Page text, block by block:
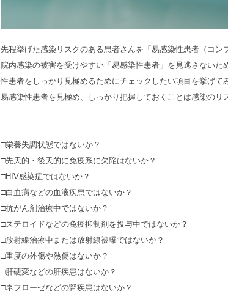
先程挙げた感染リスクのある患者さんを「易感染性患者（コン
院内感染の被害を受けやすい「易感染性患者」を見逃さない
性患者をしっかり見極めるためにチェックしたい項目を挙げて
易感染性患者を見極め、しっかり把握しておくことは感染のリ
□栄養失調状態ではないか？
□先天的・後天的に免疫系に欠陥はないか？
□HIV感染症ではないか？
□白血病などの血液疾患ではないか？
□抗がん剤治療中ではないか？
□ステロイドなどの免疫抑制剤を投与中ではないか？
□放射線治療中または放射線被曝ではないか？
□重度の外傷や熱傷はないか？
□肝硬変などの肝疾患はないか？
□ネフローゼなどの腎疾患はないか？